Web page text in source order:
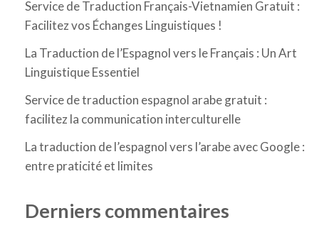
Service de Traduction Français-Vietnamien Gratuit :
Facilitez vos Échanges Linguistiques !
La Traduction de l’Espagnol vers le Français : Un Art
Linguistique Essentiel
Service de traduction espagnol arabe gratuit :
facilitez la communication interculturelle
La traduction de l’espagnol vers l’arabe avec Google :
entre praticité et limites
Derniers commentaires